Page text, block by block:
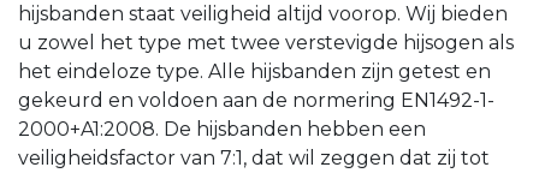
hijsbanden staat veiligheid altijd voorop. Wij bieden
u zowel het type met twee verstevigde hijsogen als
het eindeloze type. Alle hijsbanden zijn getest en
gekeurd en voldoen aan de normering EN1492-1-
2000+A1:2008. De hijsbanden hebben een
veiligheidsfactor van 7:1, dat wil zeggen dat zij tot